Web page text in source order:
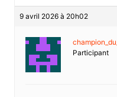
9 avril 2026 à 20h02
Participant